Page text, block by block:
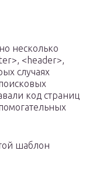
несколько
<header>,
случаях
код страниц
шаблон